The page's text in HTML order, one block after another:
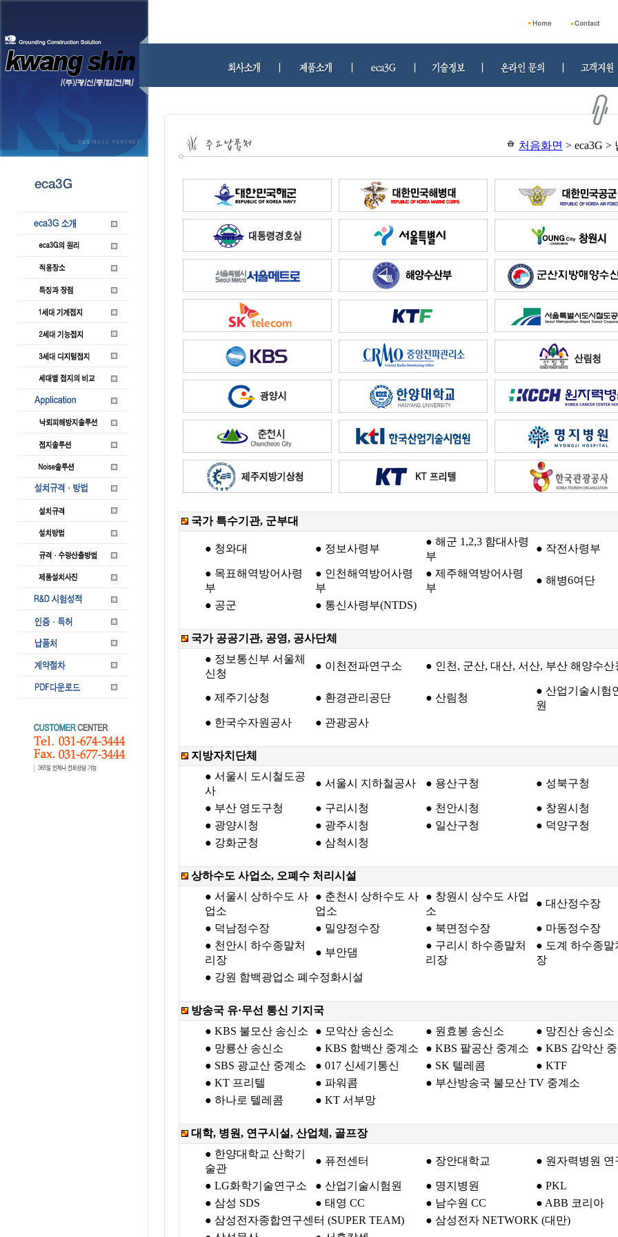
처음화면 > eca3G >
국가 특수기관, 군부대
● 청와대 ● 정보사령부
● 해군 1,2,3 함대사령
부
● 작전사령부
● 목표해역방어사령
부
● 인천해역방어사령
부
● 제주해역방어사령
부
● 해병6여단
● 공군 ● 통신사령부(NTDS)
국가 공공기관, 공영, 공사단체
● 정보통신부 서울체
신청
● 이천전파연구소 ● 인천, 군산, 대산, 서산, 부산 해양수산
● 제주기상청 ● 환경관리공단 ● 산림청
● 산업기술시험
원
● 한국수자원공사
● 관광공사
지방자치단체
● 서울시 도시철도공
사
● 서울시 지하철공사 ● 용산구청 ● 성북구청
● 부산 영도구청 ● 구리시청 ● 천안시청
● 창원시청
● 광양시청
● 광주시청 ● 일산구청
● 덕양구청
● 강화군청
● 삼척시청
상하수도 사업소, 오폐수 처리시설
● 서울시 상하수도 사
업소
● 춘천시 상하수도 사
업소
● 창원시 상수도 사업
소
● 대산정수장
● 덕남정수장 ● 밀양정수장 ● 북면정수장
● 마동정수장
● 천안시 하수종말처
리장
● 부안댐
● 구리시 하수종말처
리장
● 도계 하수종말
장
● 강원 함백광업소 폐수정화시설
방송국 유·무선 통신 기지국
● KBS 불모산 송신소
● 모악산 송신소 ● 원효봉 송신소
● 망진산 송신소
● 망룡산 송신소
● KBS 함백산 중계소 ● KBS 팔공산 중계소
● KBS 감악산
● SBS 광교산 중계소
● 017 신세기통신 ● SK 텔레콤
● KTF
● KT 프리텔
● 파워콤
● 부산방송국 불모산 TV 중계소
● 하나로 텔레콤
● KT 서부망
대학, 병원, 연구시설, 산업체, 골프장
● 한양대학교 산학기
술관
● 퓨전센터 ● 장안대학교 ● 원자력병원 연
● LG화학기술연구소 ● 산업기술시험원 ● 명지병원
● PKL
● 삼성 SDS
● 태영 CC ● 남수원 CC
● ABB 코리아
● 삼성전자종합연구센터 (SUPER TEAM)
● 삼성전자 NETWORK (대만)